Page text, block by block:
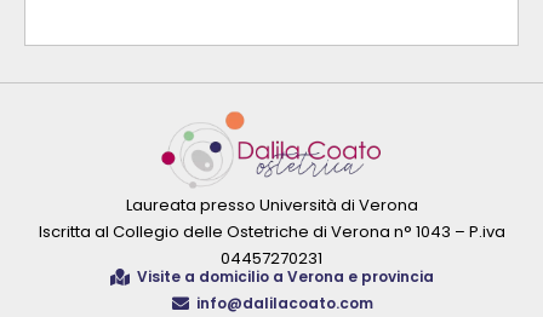
Laureata presso Università di Verona
Iscritta al Collegio delle Ostetriche di Verona n° 1043 – P.iva
04457270231
Visite a domicilio a Verona e provincia
info@dalilacoato.com